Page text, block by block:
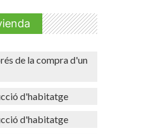
de la compra d'un
d'habitatge
d'habitatge